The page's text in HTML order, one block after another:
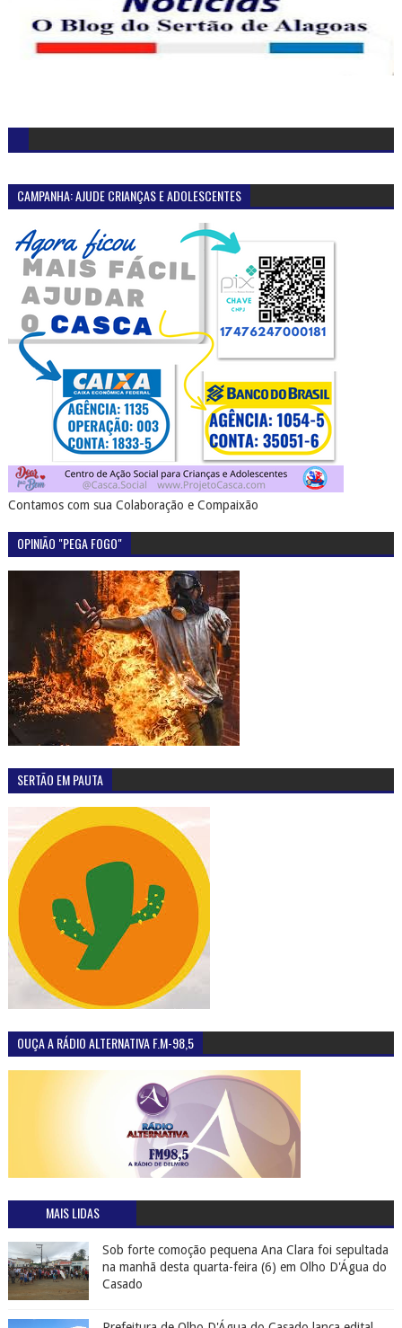
CAMPANHA: AJUDE CRIANÇAS E ADOLESCENTES
Contamos com sua Colaboração e Compaixão
OPINIÃO "PEGA FOGO"
SERTÃO EM PAUTA
OUÇA A RÁDIO ALTERNATIVA F.M-98,5
MAIS LIDAS
Sob forte comoção pequena Ana Clara foi sepultada
na manhã desta quarta-feira (6) em Olho D'Água do
Casado